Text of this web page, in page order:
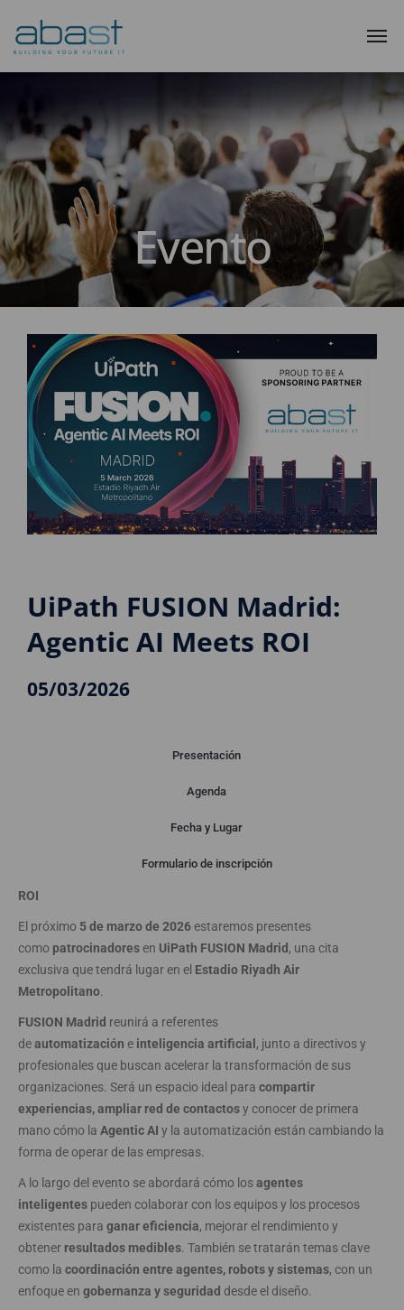
Evento
UiPath FUSION Madrid:
Agentic AI Meets ROI
05/03/2026
Presentación
Agenda
Fecha y Lugar
Formulario de inscripción
ABAST patrocina UiPath FUSION Madrid 2026: Agentic AI Meets
ROI
El próximo 5 de marzo de 2026estaremos presentes
como patrocinadoresen UiPath FUSION Madrid , una cita
exclusiva que tendrá lugar en el Estadio Riyadh Air
Metropolitano.
FUSION Madrid reunirá a referentes
deautomatización e inteligencia artificial , junto a directivos y
profesionales que buscan acelerar la transformación de sus
organizaciones. Será un espacio ideal para compartir
experiencias, ampliar red de contactosy conocer de primera
mano cómo la Agentic AI y la automatización están cambiando la
forma de operar de las empresas.
A lo largo del evento se abordará cómo losagentes
inteligentes pueden colaborar con los equipos y los procesos
existentes para ganar eficiencia, mejorar el rendimiento y
obtener resultados medibles. También se tratarán temas clave
como la coordinación entre agentes, robots y sistemas, con un
enfoque en gobernanza y seguridad desde el diseño.